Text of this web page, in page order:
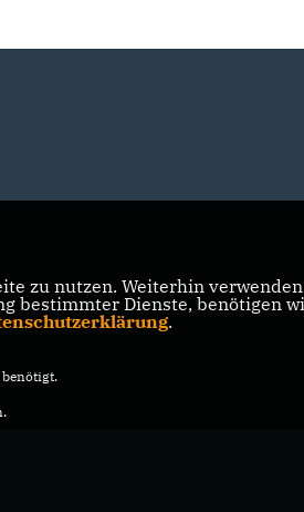
zu nutzen. Weiterhin
bestimmter Dienste, benötigen
.
benötigt.